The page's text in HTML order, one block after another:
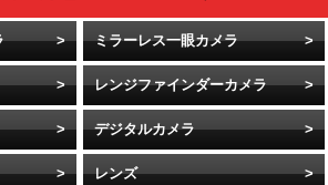
ミラーレス一眼カメラ
レンジファインダーカメラ
デジタルカメラ
レンズ